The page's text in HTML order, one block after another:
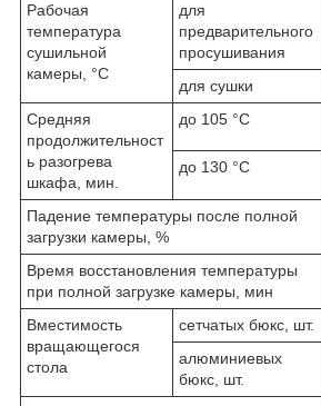
Рабочая
температура
сушильной
камеры, °С
для
предварительного
просушивания
для сушки
Средняя
продолжительност
ь разогрева
шкафа, мин.
до 105 °С
до 130 °С
Падение температуры после полной
загрузки камеры, %
Время восстановления температуры
при полной загрузке камеры, мин
Вместимость
вращающегося
стола
сетчатых бюкс, шт.
алюминиевых
бюкс, шт.